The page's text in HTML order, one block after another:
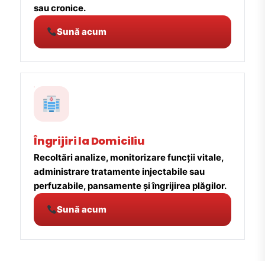
sau cronice.
Sună acum
Îngrijiri la Domiciliu
Recoltări analize, monitorizare funcții vitale,
administrare tratamente injectabile sau
perfuzabile, pansamente și îngrijirea plăgilor.
Sună acum